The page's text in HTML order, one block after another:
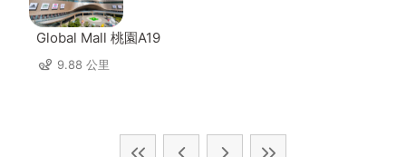
Global Mall 桃園A19
9.88 公里